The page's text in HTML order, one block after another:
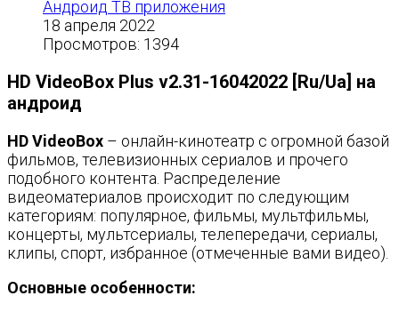
Андроид ТВ приложения
18 апреля 2022
Просмотров: 1394
HD VideoBox Plus v2.31-16042022 [Ru/Ua] на
андроид
HD VideoBox – онлайн-кинотеатр с огромной базой
фильмов, телевизионных сериалов и прочего
подобного контента. Распределение
видеоматериалов происходит по следующим
категориям: популярное, фильмы, мультфильмы,
концерты, мультсериалы, телепередачи, сериалы,
клипы, спорт, избранное (отмеченные вами видео).
Основные особенности: